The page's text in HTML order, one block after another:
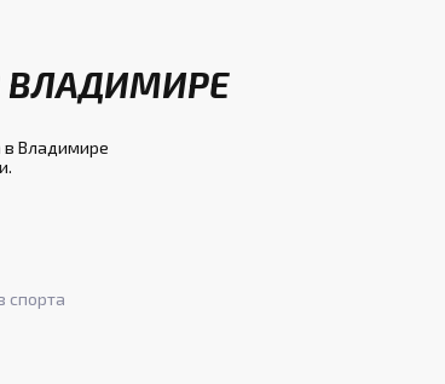
ВЛАДИМИРЕ
в Владимире
спорта